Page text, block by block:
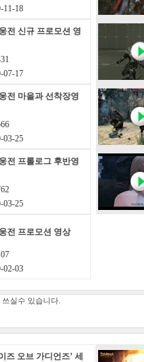
11-18
전 신규 프로모션 영
07-17
전 마을과 선착장영
03-25
전 프롤로그 후반영
03-25
전 프로모션 영상
02-03
즈 오브 가디언즈’ 세